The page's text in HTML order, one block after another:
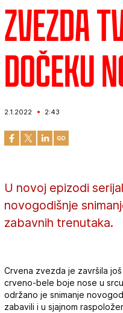
Zvezda
dočeku
2.1.2022 2:43
U novoj epizodi
novogodišnje
zabavnih trenutaka.
Crvena zvezda je završila
crveno-bele boje nose u
održano je snimanje
zabavili i u sjajnom